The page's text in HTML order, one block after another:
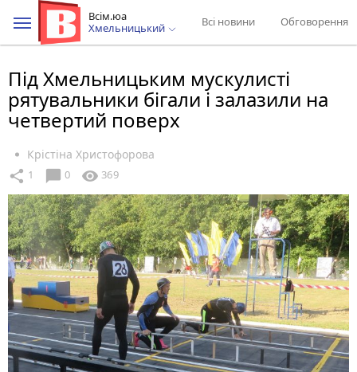
Всім.юа
Хмельницький
Всі новини Обговорення
Під Хмельницьким мускулисті
рятувальники бігали і залазили на
четвертий поверх
Крістіна Христофорова
share 1 chat_bubble 0 visibility 369